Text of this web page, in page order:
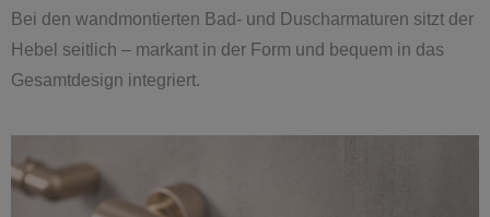
Bei den wandmontierten Bad- und Duscharmaturen sitzt der
Hebel seitlich – markant in der Form und bequem in das
Gesamtdesign integriert.